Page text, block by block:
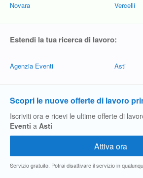
Novara Vercelli
Estendi la tua ricerca di lavoro:
Agenzia Eventi Asti
Scopri le nuove offerte di lavoro
Iscriviti ora e ricevi le ultime offerte di
Eventi a Asti
Servizio gratuito. Potrai disattivare il servizio in